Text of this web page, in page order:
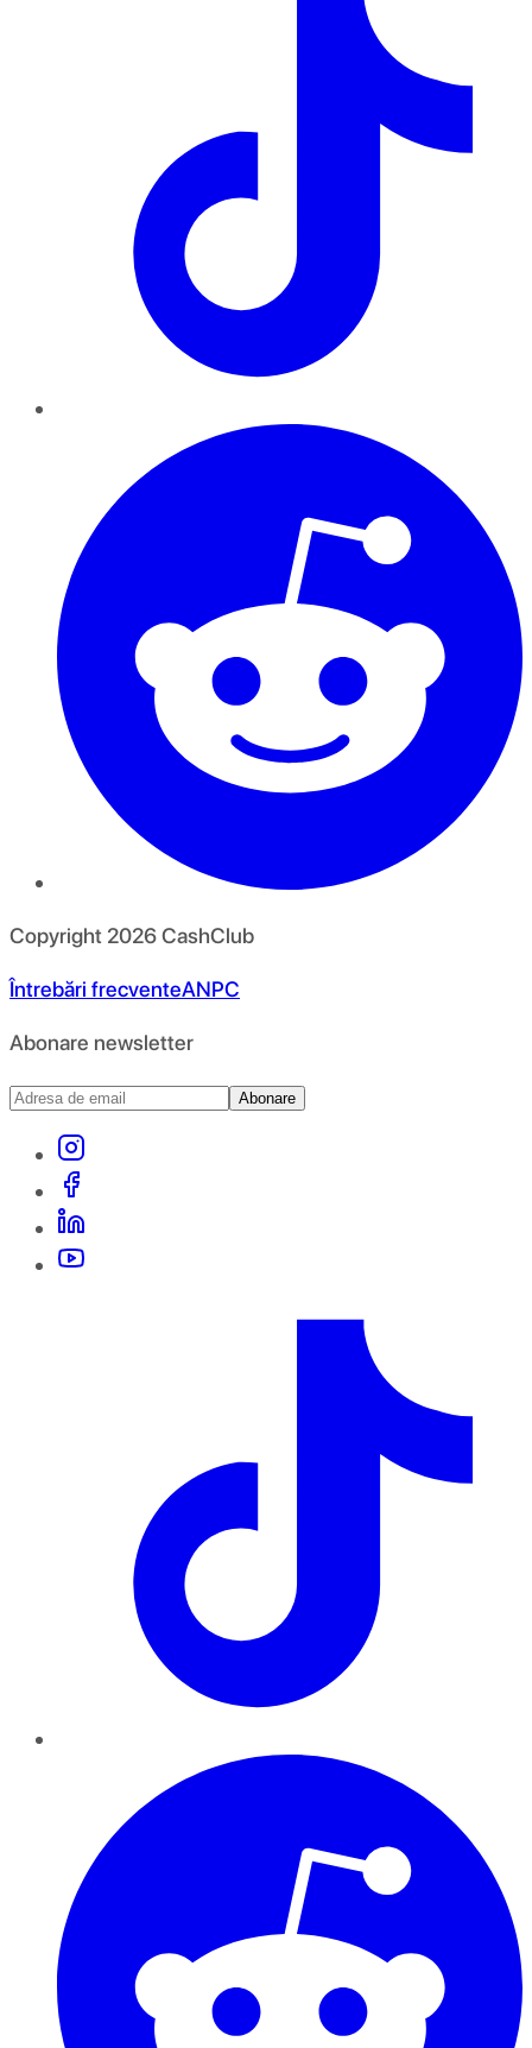
Copyright 2026CashClub
Întrebări frecventeANPC
Abonare newsletter
Abonare